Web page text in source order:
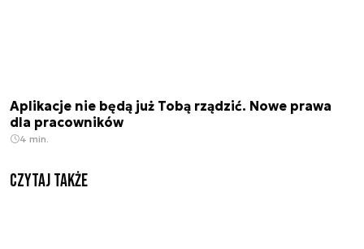
Aplikacje nie będą już Tobą rządzić. Nowe prawa
dla pracowników
4 min.
Czytaj także